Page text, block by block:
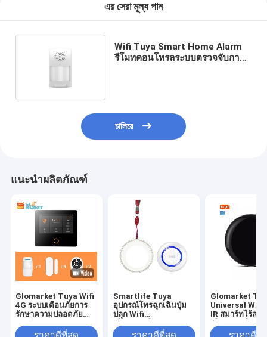
এর সেরা মূল্য পান
Wifi Tuya Smart Home Alarm
รีโมทคอนโทรลระบบตรวจจับการ
চালিয়ে
แนะนำผลิตภัณฑ์
Glomarket Tuya Wifi
4G ระบบเตือนภัยการ
รักษาความปลอดภัย
สร้างขึ้นในไซเรน
Smartlife Tuya
อุปกรณ์โทรฉุกเฉินปุ่ม
ปลุก Wifi
Panic สำหรับผู้สูงอายุ
Glomarket
Universal WiFi
IR สมาร์ทไร้สาย
ร่วมกับ Google